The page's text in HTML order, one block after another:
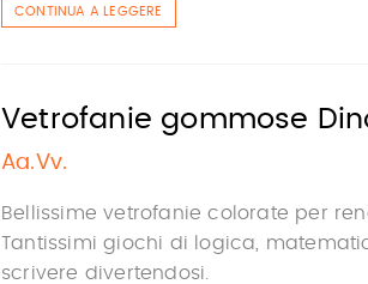
CONTINUA A LEGGERE
Vetrofanie gommose
Aa.Vv.
Bellissime vetrofanie colorate per
Tantissimi giochi di logica,
scrivere divertendosi.